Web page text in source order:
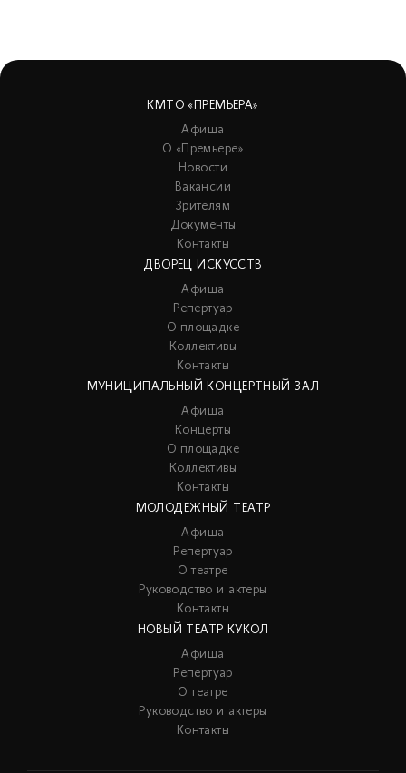
КМТО «ПРЕМЬЕРА»
Афиша
О «Премьере»
Новости
Вакансии
Зрителям
Документы
Контакты
ДВОРЕЦ ИСКУССТВ
Афиша
Репертуар
О площадке
Коллективы
Контакты
МУНИЦИПАЛЬНЫЙ КОНЦЕРТНЫЙ ЗАЛ
Афиша
Концерты
О площадке
Коллективы
Контакты
МОЛОДЕЖНЫЙ ТЕАТР
Афиша
Репертуар
О театре
Руководство и актеры
Контакты
НОВЫЙ ТЕАТР КУКОЛ
Афиша
Репертуар
О театре
Руководство и актеры
Контакты